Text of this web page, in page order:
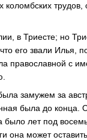
коломбских
в Триесте; но
его звали Илья,
с
замужем за
была до
было лет под
она может